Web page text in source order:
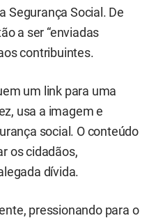
Segurança Social. De
a ser “enviadas
contribuintes.
um link para uma
usa a imagem e
social. O conteúdo
os cidadãos,
dívida.
pressionando para o